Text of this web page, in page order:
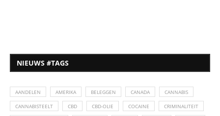
NIEUWS #TAGS
AANDELEN AMERIKA BELEGGEN CANADA CANNABIS
CANNABISTEELT CBD CBD-OLIE COCAINE CRIMINALITEIT